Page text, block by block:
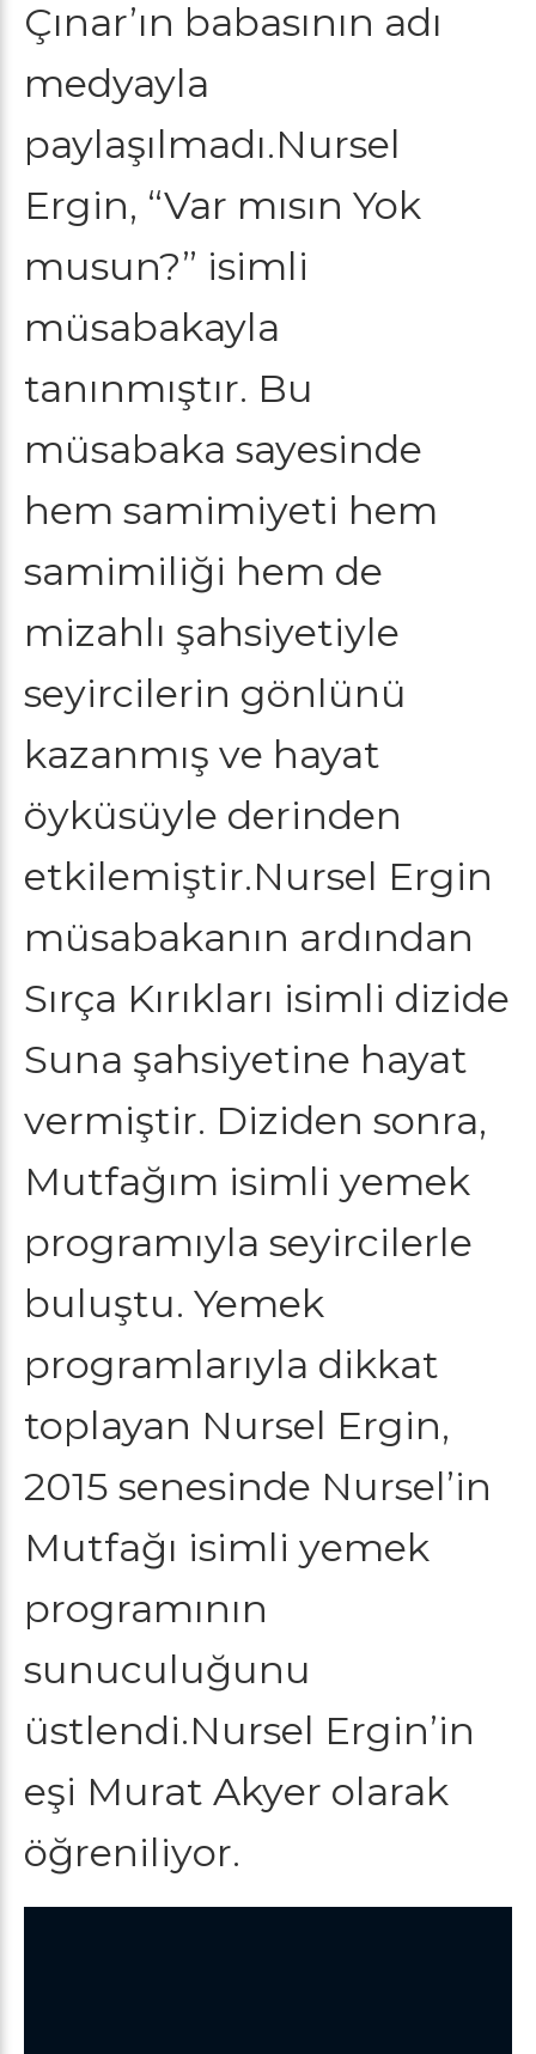
Çınar’ın babasının adı
medyayla
paylaşılmadı.Nursel
Ergin, “Var mısın Yok
musun?” isimli
müsabakayla
tanınmıştır. Bu
müsabaka sayesinde
hem samimiyeti hem
samimiliği hem de
mizahlı şahsiyetiyle
seyircilerin gönlünü
kazanmış ve hayat
öyküsüyle derinden
etkilemiştir.Nursel Ergin
müsabakanın ardından
Sırça Kırıkları isimli dizide
Suna şahsiyetine hayat
vermiştir. Diziden sonra,
Mutfağım isimli yemek
programıyla seyircilerle
buluştu. Yemek
programlarıyla dikkat
toplayan Nursel Ergin,
2015 senesinde Nursel’in
Mutfağı isimli yemek
programının
sunuculuğunu
üstlendi.Nursel Ergin’in
eşi Murat Akyer olarak
öğreniliyor.